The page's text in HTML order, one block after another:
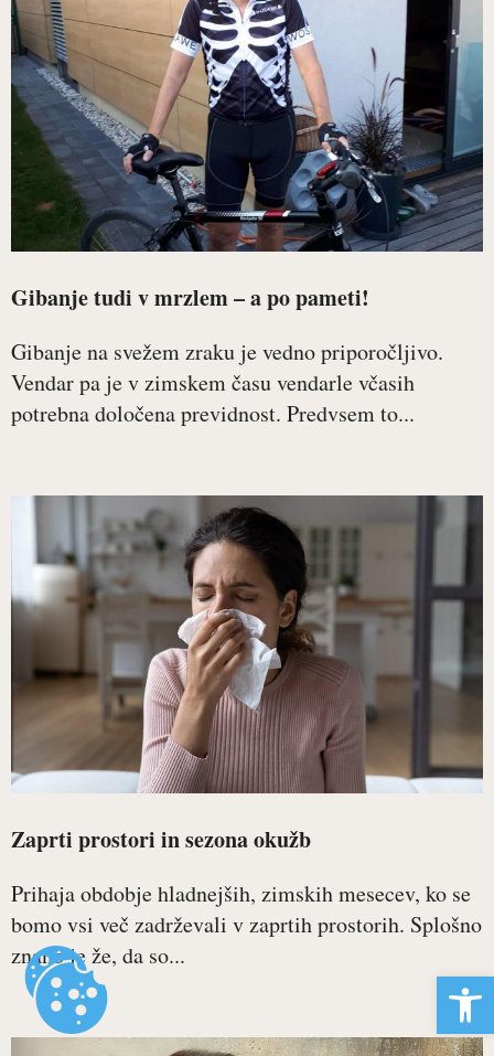
Gibanje tudi v mrzlem – a po pameti!
Gibanje na svežem zraku je vedno priporočljivo.
Vendar pa je v zimskem času vendarle včasih
potrebna določena previdnost. Predvsem to...
Zaprti prostori in sezona okužb
Prihaja obdobje hladnejših, zimskih mesecev, ko se
bomo vsi več zadrževali v zaprtih prostorih. Splošno
znano je že, da so...